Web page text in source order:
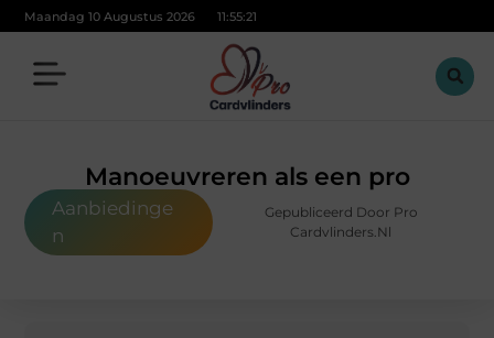
Maandag 10 Augustus 2026 11:55:23
Manoeuvreren als een pro
Aanbiedinge
n
Gepubliceerd Door Pro
Cardvlinders.nl